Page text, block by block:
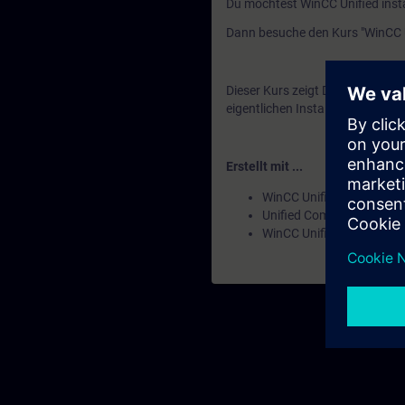
Du möchtest WinCC Unified
Dann besuche den Kurs
Dieser Kurs zeigt Dir, wo Du
eigentlichen Installation tun
Erstellt mit ...
WinCC Unified
Unified Comfort Panels
WinCC Unified PC